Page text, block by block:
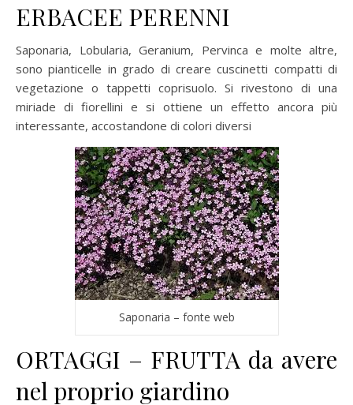
ERBACEE PERENNI
Saponaria, Lobularia, Geranium, Pervinca e molte altre,
sono pianticelle in grado di creare cuscinetti compatti di
vegetazione o tappetti coprisuolo. Si rivestono di una
miriade di fiorellini e si ottiene un effetto ancora più
interessante, accostandone di colori diversi
Saponaria – fonte web
ORTAGGI – FRUTTA da avere
nel proprio giardino